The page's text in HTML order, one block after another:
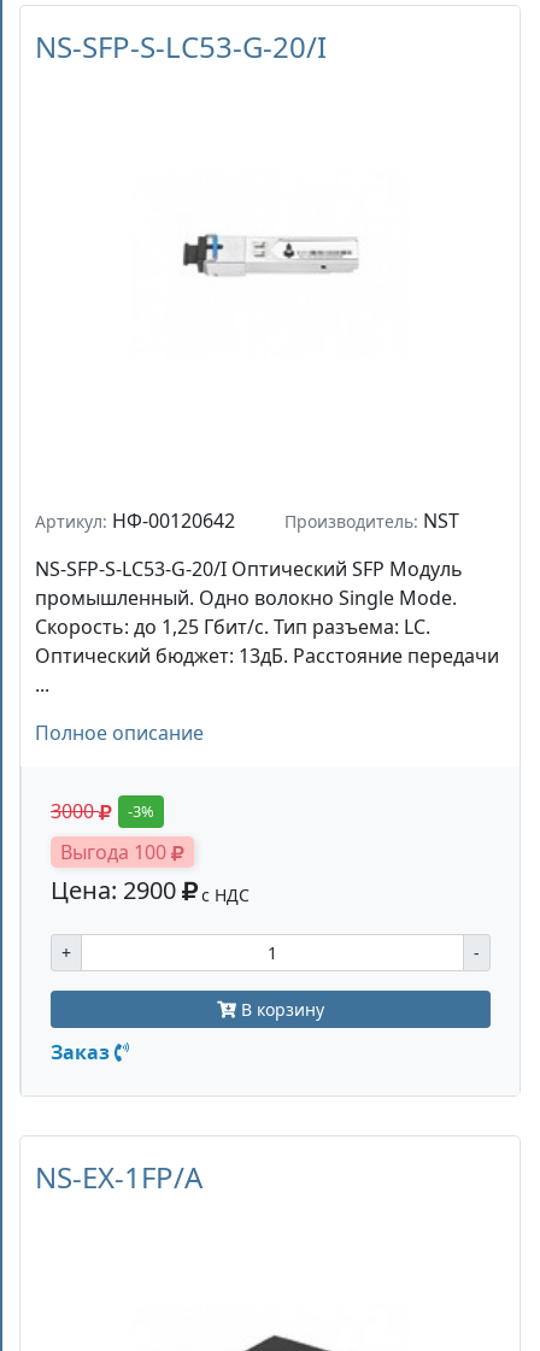
NS-SFP-S-LC53-G-20/I
Артикул: НФ-00120642 Производитель: NST
NS-SFP-S-LC53-G-20/I Оптический SFP Модуль
промышленный. Одно волокно Single Mode.
Скорость: до 1,25 Гбит/c. Тип разъема: LC.
Оптический бюджет: 13дБ. Расстояние передачи
...
Полное описание
3000 -3%
Выгода 100
Цена: 2900 с НДС
+ -
В корзину
Заказ
NS-EX-1FP/A